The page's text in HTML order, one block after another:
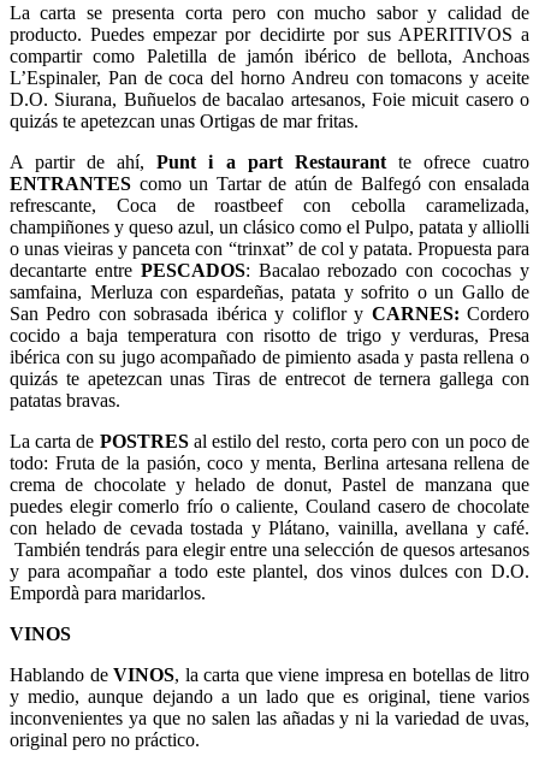
La carta se presenta corta pero con mucho sabor y calidad de
producto. Puedes empezar por decidirte por sus APERITIVOS a
compartir como Paletilla de jamón ibérico de bellota, Anchoas
L’Espinaler, Pan de coca del horno Andreu con tomacons y aceite
D.O. Siurana, Buñuelos de bacalao artesanos, Foie micuit casero o
quizás te apetezcan unas Ortigas de mar fritas.
A partir de ahí,Punt i a part Restaurant te ofrece cuatro
ENTRANTES como un Tartar de atún de Balfegó con ensalada
refrescante, Coca de roastbeef con cebolla caramelizada,
champiñones y queso azul, un clásico como el Pulpo, patata y alliolli
o unas vieiras y panceta con “trinxat” de col y patata. Propuesta para
decantarte entre PESCADOS: Bacalao rebozado con cocochas y
samfaina, Merluza con espardeñas, patata y sofrito o un Gallo de
San Pedro con sobrasada ibérica y coliflor y CARNES: Cordero
cocido a baja temperatura con risotto de trigo y verduras, Presa
ibérica con su jugo acompañado de pimiento asada y pasta rellena o
quizás te apetezcan unas Tiras de entrecot de ternera gallega con
patatas bravas.
La carta de POSTRESal estilo del resto, corta pero con un poco de
todo: Fruta de la pasión, coco y menta, Berlina artesana rellena de
crema de chocolate y helado de donut, Pastel de manzana que
puedes elegir comerlo frío o caliente, Couland casero de chocolate
con helado de cevada tostada y Plátano, vainilla, avellana y café.
También tendrás para elegir entre una selección de quesos artesanos
y para acompañar a todo este plantel, dos vinos dulces con D.O.
Empordà para maridarlos.
VINOS
Hablando deVINOS, la carta que viene impresa en botellas de litro
y medio, aunque dejando a un lado que es original, tiene varios
inconvenientes ya que no salen las añadas y ni la variedad de uvas,
original pero no práctico.